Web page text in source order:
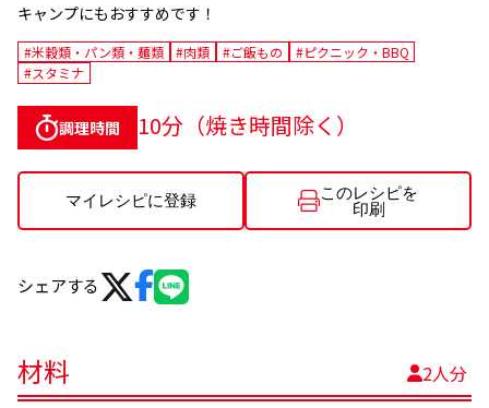
キャンプにもおすすめです！
#米穀類・パン類・麺類 #肉類 #ご飯もの
#ピクニック・BBQ
#スタミナ
調理時間 10分（焼き時間除く）
マイレシピに登録
このレシピを
印刷
シェアする
材料 2人分